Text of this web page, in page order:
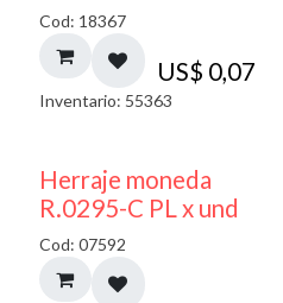
Cod: 18367
US$ 0,07
Inventario: 55363
50% DESCUENTO
Herraje moneda
R.0295-C PL x und
Cod: 07592